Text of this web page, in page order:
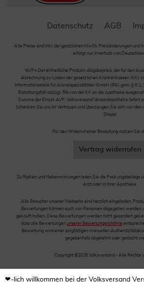
Datenschutz AGB
Alle Preise sind inkl. der gestzlichen MwSt. Preisänderungen und
erfolgt nur innerhalb von
*AVP= Der einheitliche Produkt-Abgabepreis, der für den
Abrechnung zu Lasten der gesetzlichen Krankenkassen (KK)
Informationsstelle für Arzneispezialitäten GmbH (IFA) gem. § III
Erstattungsfall abzügl. 5% von der KK an die Apotheke
Summe der Einzel-AVP. Volksversand Versandapotheke liefert
Schenken Sie uns Ihr Vertrauen und überzeugen Sie sich von den
Shops!
Für den Widerruf einer Bestellung nutzen Sie
Vertrag widerrufen
Zu Risiken und Nebenwirkungen lesen Sie die Packungsbeilage
Arzt oder in Ihrer Apotheke.
Alle Besucher unserer Webseite sind herzlich eingeladen,
Bewertungen können auch von Personen abgegeben werden,
gekauft haben. Diese Bewertungen werden nicht gesondert
dass alle Bewertungen unserer Bewertungsrichtlinie
Bewertung wird einer sorgfältigen manuellen
gegebenfalls abgelehnt oder gelöscht
Copyright ©2026 Volksversand - Alle Rechte
❤-lich willkommen bei der Volksversand